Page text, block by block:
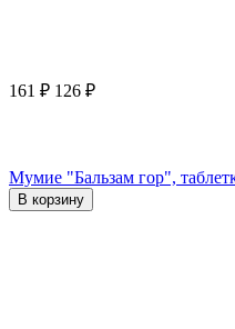
161 ₽ 126 ₽
Мумие "Бальзам гор",
В корзину